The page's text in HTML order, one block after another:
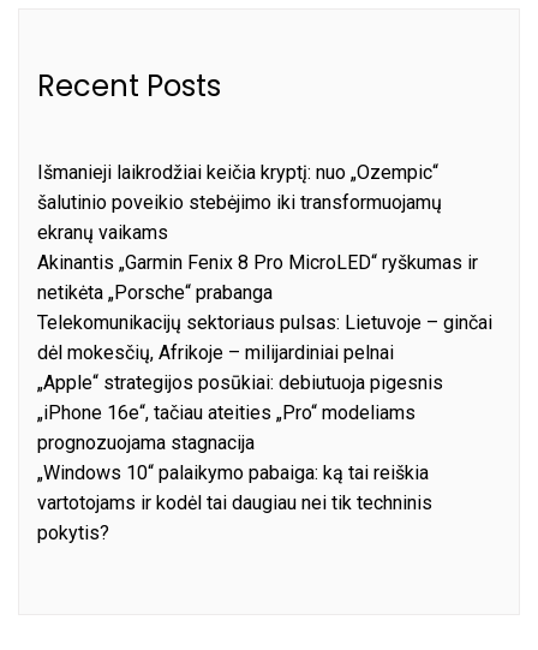
Recent Posts
Išmanieji laikrodžiai keičia kryptį: nuo „Ozempic“
šalutinio poveikio stebėjimo iki transformuojamų
ekranų vaikams
Akinantis „Garmin Fenix 8 Pro MicroLED“ ryškumas ir
netikėta „Porsche“ prabanga
Telekomunikacijų sektoriaus pulsas: Lietuvoje – ginčai
dėl mokesčių, Afrikoje – milijardiniai pelnai
„Apple“ strategijos posūkiai: debiutuoja pigesnis
„iPhone 16e“, tačiau ateities „Pro“ modeliams
prognozuojama stagnacija
„Windows 10“ palaikymo pabaiga: ką tai reiškia
vartotojams ir kodėl tai daugiau nei tik techninis
pokytis?